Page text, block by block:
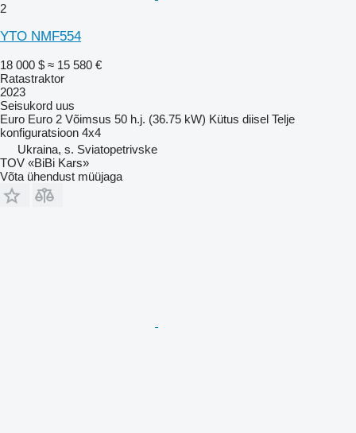
2
YTO NMF554
18 000 $ ≈ 15 580 €
Ratastraktor
2023
Seisukord uus
Euro Euro 2 Võimsus 50 h.j. (36.75 kW) Kütus diisel Telje
konfiguratsioon 4x4
Ukraina, s. Sviatopetrivske
TOV «BiBi Kars»
Võta ühendust müüjaga